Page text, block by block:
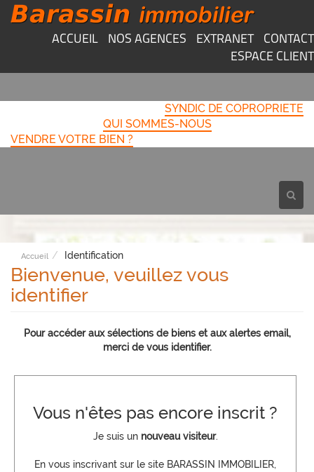
ACCUEIL NOS AGENCES EXTRANET
CONTACT
ESPACE CLIENT
SYNDIC DE COPROPRIETE
QUI SOMMES-NOUS
VENDRE VOTRE BIEN ?
Accueil Identification
Bienvenue, veuillez vous
identifier
Pour accéder aux sélections de biens et aux alertes email,
merci de vous identifier.
Vous n'êtes pas encore inscrit ?
Je suis un nouveau visiteur.
En vous inscrivant sur le site BARASSIN IMMOBILIER,